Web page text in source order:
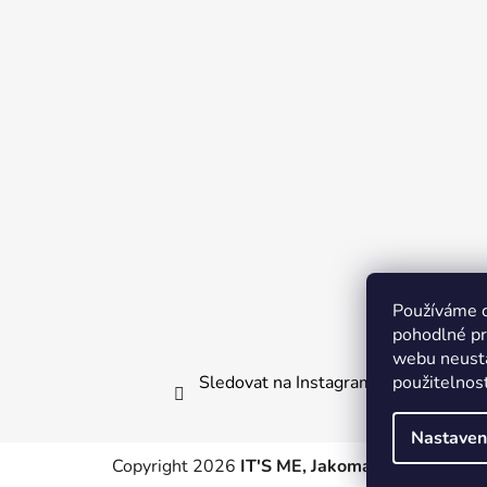
Používáme
pohodlné
webu
Sledovat na Instagramu
Copyright 2026 IT'S ME, Jakomama.cz.